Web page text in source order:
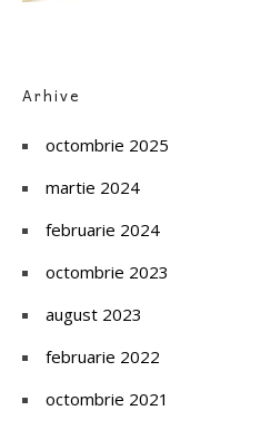
Arhive
octombrie 2025
martie 2024
februarie 2024
octombrie 2023
august 2023
februarie 2022
octombrie 2021